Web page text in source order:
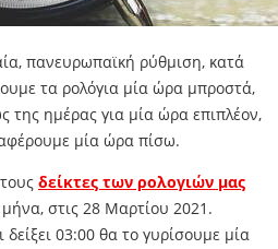
πανευρωπαϊκή ρύθμιση, κατά
τα ρολόγια μία ώρα μπροστά,
της ημέρας για μία ώρα επιπλέον,
μία ώρα πίσω.
δείκτες των ρολογιών μας
στις 28 Μαρτίου 2021.
δείξει 03:00 θα το γυρίσουμε μία